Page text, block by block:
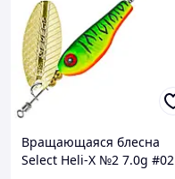
Вращающаяся блесна
Select Heli-X №2 7.0g #02